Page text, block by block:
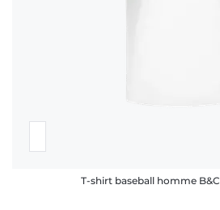
T-shirt baseball homme B&C